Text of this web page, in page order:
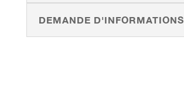
DEMANDE D'INFORMATIONS